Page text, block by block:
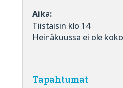
Aika:
Tiistaisin klo 14
Heinäkuussa ei ole
Tapahtumat